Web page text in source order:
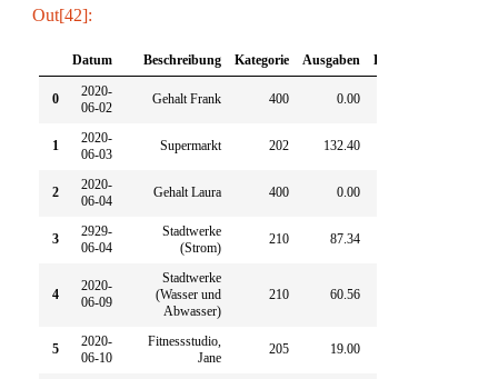
Out[42]:
Datum Beschreibung Kategorie Ausgaben Einnahmen
0
2020-
06-02
Gehalt Frank 400 0.00
1
2020-
06-03
Supermarkt 202 132.40
2
2020-
06-04
Gehalt Laura 400 0.00
3
2929-
06-04
Stadtwerke
(Strom)
210 87.34
4
2020-
06-09
Stadtwerke
(Wasser und
Abwasser)
210 60.56
5
2020-
06-10
Fitnessstudio,
Jane
205 19.00